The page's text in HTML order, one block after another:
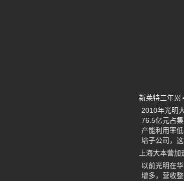
新莱特三年累
2010年光明
76.5亿元占
产能利用率
培子公司，
上海大本营
以前光明在
增多，营收